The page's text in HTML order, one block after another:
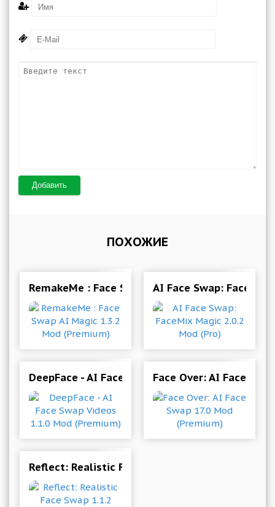
Добавить
ПОХОЖИЕ
RemakeMe : Face Swap AI Magic 1.3.2 Mod
AI Face Swap: FaceMix
DeepFace - AI Face Swap Videos 1.1.0 Mod
Face Over: AI Face
Reflect: Realistic Face Swap 1.1.2 Mod (Pro)